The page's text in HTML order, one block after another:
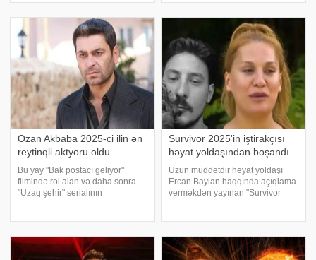
ardıcıl beşinci ildir ki, birinci
yerdədir. Digə
Azərbaycanın "Uşaq Avroviziya
2025" səhnəsini Mads Enggaar
Ozan Akbaba 2025-ci ilin ən
reytinqli aktyoru oldu
Bu yay "Bak postacı geliyor"
filmində rol alan və daha sonra
"Uzaq şehir" serialının
medianın ən çox maraq toplayan
simas
Survivor 2025'in iştirakçısı
həyat yoldaşından boşandı
Uzun müddətdir həyat yoldaşı
Ercan Baylan haqqında açıqlama
verməkdən yayınan "Survivor
mətbuatına istinadən xəbər verir
ki, o, boşanmağ